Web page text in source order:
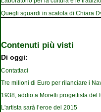
Quegli sguardi in scatola di Chiara
Contenuti più visti
Di oggi:
Contattaci
Tre milioni di Euro per rilanciare i
1938, addio a Moretti progettista del
L'artista sarà l’eroe del 2015